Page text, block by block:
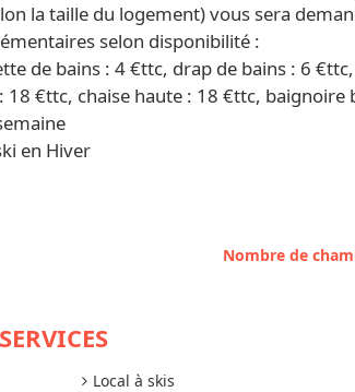
la taille du logement) vous sera
selon disponibilité :
de bains : 4 €ttc, drap de bains : 6
18 €ttc, chaise haute : 18 €ttc, baignoire
en Hiver
Nombre de
Local à skis